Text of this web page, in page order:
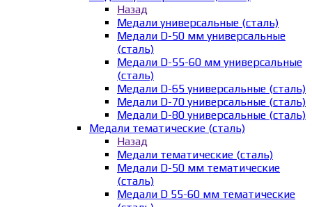
Назад
Медали универсальные (сталь)
Медали D-50 мм универсальные
(сталь)
Медали D-55-60 мм универсальные
(сталь)
Медали D-65 универсальные (сталь)
Медали D-70 универсальные (сталь)
Медали D-80 универсальные (сталь)
Медали тематические (сталь)
Назад
Медали тематические (сталь)
Медали D-50 мм тематические
(сталь)
Медали D 55-60 мм тематические